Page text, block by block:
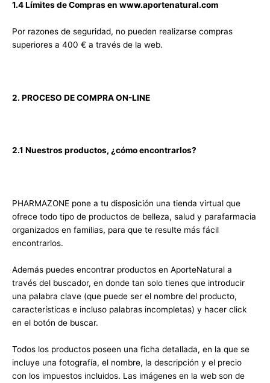
1.4 Límites de Compras en www.aportenatural.com
Por razones de seguridad, no pueden realizarse compras
superiores a 400 € a través de la web.
2. PROCESO DE COMPRA ON-LINE
2.1 Nuestros productos, ¿cómo encontrarlos?
PHARMAZONE pone a tu disposición una tienda virtual que
ofrece todo tipo de productos de belleza, salud y parafarmacia
organizados en familias, para que te resulte más fácil
encontrarlos.
Además puedes encontrar productos en AporteNatural a
través del buscador, en donde tan solo tienes que introducir
una palabra clave (que puede ser el nombre del producto,
características e incluso palabras incompletas) y hacer click
en el botón de buscar.
Todos los productos poseen una ficha detallada, en la que se
incluye una fotografía, el nombre, la descripción y el precio
con los impuestos incluidos. Las imágenes en la web son de